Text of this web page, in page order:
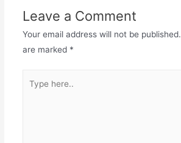
Leave a Comment
Your email address will not be published.
are marked *
here..